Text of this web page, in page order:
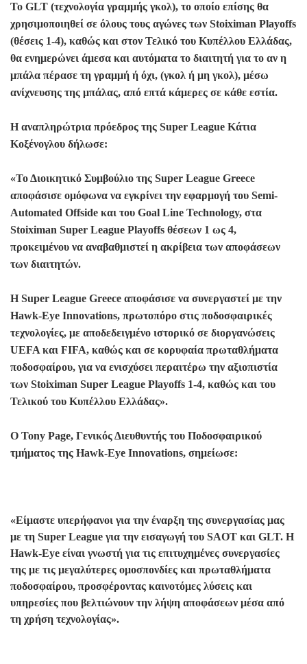
Το GLT (τεχνολογία γραμμής γκολ), το οποίο επίσης θα
χρησιμοποιηθεί σε όλους τους αγώνες των Stoiximan Playoffs
(θέσεις 1-4), καθώς και στον Τελικό του Κυπέλλου Ελλάδας,
θα ενημερώνει άμεσα και αυτόματα το διαιτητή για το αν η
μπάλα πέρασε τη γραμμή ή όχι, (γκολ ή μη γκολ), μέσω
ανίχνευσης της μπάλας, από επτά κάμερες σε κάθε εστία.
Η αναπληρώτρια πρόεδρος της Super League Κάτια
Κοξένογλου δήλωσε:
«Το Διοικητικό Συμβούλιο της Super League Greece
αποφάσισε ομόφωνα να εγκρίνει την εφαρμογή του Semi-
Automated Offside και του Goal Line Technology, στα
Stoiximan Super League Playoffs θέσεων 1 ως 4,
προκειμένου να αναβαθμιστεί η ακρίβεια των αποφάσεων
των διαιτητών.
Η Super League Greece αποφάσισε να συνεργαστεί με την
Hawk-Eye Innovations, πρωτοπόρο στις ποδοσφαιρικές
τεχνολογίες, με αποδεδειγμένο ιστορικό σε διοργανώσεις
UEFA και FIFA, καθώς και σε κορυφαία πρωταθλήματα
ποδοσφαίρου, για να ενισχύσει περαιτέρω την αξιοπιστία
των Stoiximan Super League Playoffs 1-4, καθώς και του
Τελικού του Κυπέλλου Ελλάδας».
Ο Tony Page, Γενικός Διευθυντής του Ποδοσφαιρικού
τμήματος της Hawk-Eye Innovations, σημείωσε:
«Είμαστε υπερήφανοι για την έναρξη της συνεργασίας μας
με τη Super League για την εισαγωγή του SAOT και GLT. Η
Hawk-Eye είναι γνωστή για τις επιτυχημένες συνεργασίες
της με τις μεγαλύτερες ομοσπονδίες και πρωταθλήματα
ποδοσφαίρου, προσφέροντας καινοτόμες λύσεις και
υπηρεσίες που βελτιώνουν την λήψη αποφάσεων μέσα από
τη χρήση τεχνολογίας».